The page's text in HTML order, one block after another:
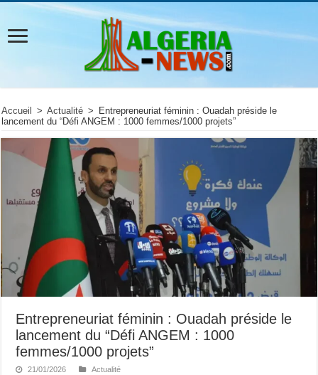
Accueil > Actualité >
Entrepreneuriat féminin : Ouadah préside le
lancement du “Défi ANGEM : 1000 femmes/1000 projets”
Entrepreneuriat féminin : Ouadah préside le
lancement du “Défi ANGEM : 1000
femmes/1000 projets”
21/01/2026 Actualité